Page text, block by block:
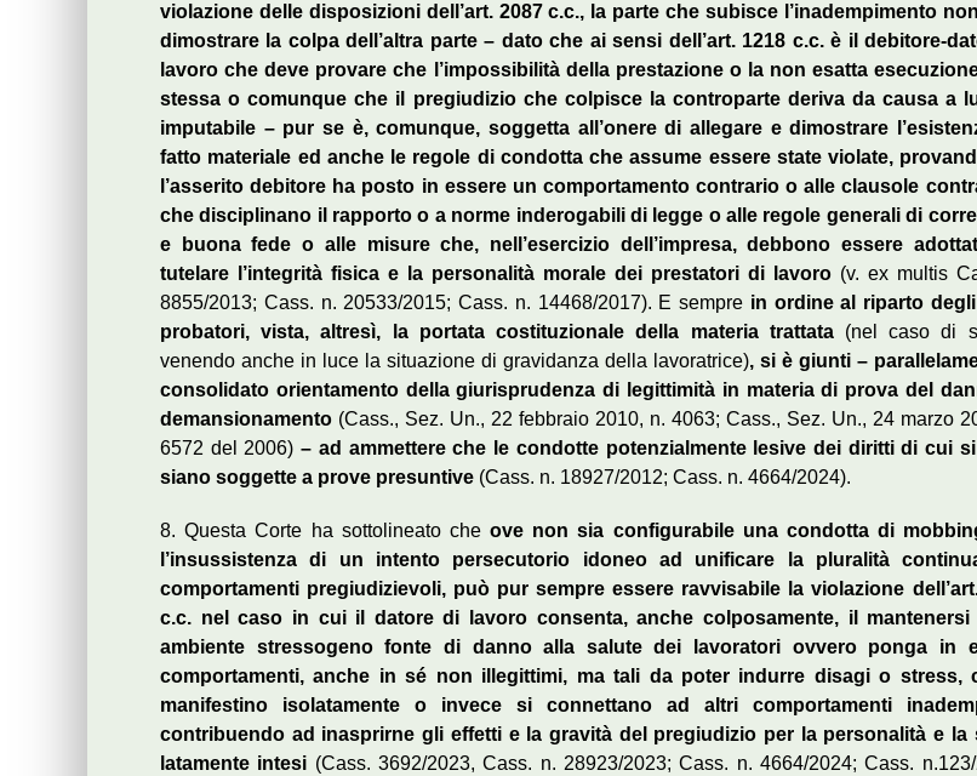
violazione delle disposizioni dell’art. 2087 c.c., la parte che subisce l’inadempimento
dimostrare la colpa dell’altra parte – dato che ai sensi dell’art. 1218 c.c. è il debitore-
lavoro che deve provare che l’impossibilità della prestazione o la non esatta
stessa o comunque che il pregiudizio che colpisce la controparte deriva da causa a
imputabile – pur se è, comunque, soggetta all’onere di allegare e dimostrare
fatto materiale ed anche le regole di condotta che assume essere state violate,
l’asserito debitore ha posto in essere un comportamento contrario o alle clausole
che disciplinano il rapporto o a norme inderogabili di legge o alle regole generali di
e buona fede o alle misure che, nell’esercizio dell’impresa, debbono essere
tutelare l’integrità fisica e la personalità morale dei prestatori di lavoro(v. ex multis
8855/2013; Cass. n. 20533/2015; Cass. n. 14468/2017). E sempre in ordine al riparto
probatori, vista, altresì, la portata costituzionale della materia trattata(nel caso di
venendo anche in luce la situazione di gravidanza della lavoratrice), si è giunti –
consolidato orientamento della giurisprudenza di legittimità in materia di prova del
demansionamento (Cass., Sez. Un., 22 febbraio 2010, n. 4063; Cass., Sez. Un., 24 marzo
6572 del 2006)– ad ammettere che le condotte potenzialmente lesive dei diritti di cui
siano soggette a prove presuntive (Cass. n. 18927/2012; Cass. n. 4664/2024).
8. Questa Corte ha sottolineato cheove non sia configurabile una condotta di
l’insussistenza di un intento persecutorio idoneo ad unificare la pluralità
comportamenti pregiudizievoli, può pur sempre essere ravvisabile la violazione
c.c. nel caso in cui il datore di lavoro consenta, anche colposamente, il
ambiente stressogeno fonte di danno alla salute dei lavoratori ovvero ponga in
comportamenti, anche in sé non illegittimi, ma tali da poter indurre disagi o stress,
manifestino isolatamente o invece si connettano ad altri comportamenti
contribuendo ad inasprirne gli effetti e la gravità del pregiudizio per la personalità e la
latamente intesi (Cass. 3692/2023, Cass. n. 28923/2023; Cass. n. 4664/2024; Cass.